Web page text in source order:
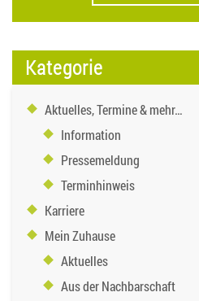
Kategorie
Aktuelles, Termine & mehr…
Information
Pressemeldung
Terminhinweis
Karriere
Mein Zuhause
Aktuelles
Aus der Nachbarschaft